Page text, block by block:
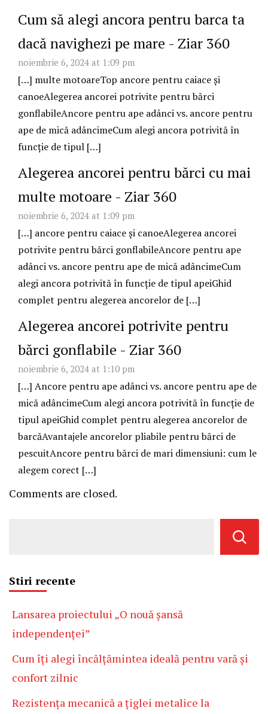
Cum să alegi ancora pentru barca ta
dacă navighezi pe mare - Ziar 360
noiembrie 6, 2024 at 1:09 pm
[…] multe motoareTop ancore pentru caiace și
canoeAlegerea ancorei potrivite pentru bărci
gonflabileAncore pentru ape adânci vs. ancore pentru
ape de mică adâncimeCum alegi ancora potrivită în
funcție de tipul […]
Alegerea ancorei pentru bărci cu mai
multe motoare - Ziar 360
noiembrie 6, 2024 at 1:09 pm
[…] ancore pentru caiace și canoeAlegerea ancorei
potrivite pentru bărci gonflabileAncore pentru ape
adânci vs. ancore pentru ape de mică adâncimeCum
alegi ancora potrivită în funcție de tipul apeiGhid
complet pentru alegerea ancorelor de […]
Alegerea ancorei potrivite pentru
bărci gonflabile - Ziar 360
noiembrie 6, 2024 at 1:10 pm
[…] Ancore pentru ape adânci vs. ancore pentru ape de
mică adâncimeCum alegi ancora potrivită în funcție de
tipul apeiGhid complet pentru alegerea ancorelor de
barcăAvantajele ancorelor pliabile pentru bărci de
pescuitAncore pentru bărci de mari dimensiuni: cum le
alegem corect […]
Comments are closed.
Stiri recente
Lansarea proiectului „O nouă șansă
independenței”
Cum îți alegi încălțămintea ideală pentru vară și
confort zilnic
Rezistența mecanică a țiglei metalice la